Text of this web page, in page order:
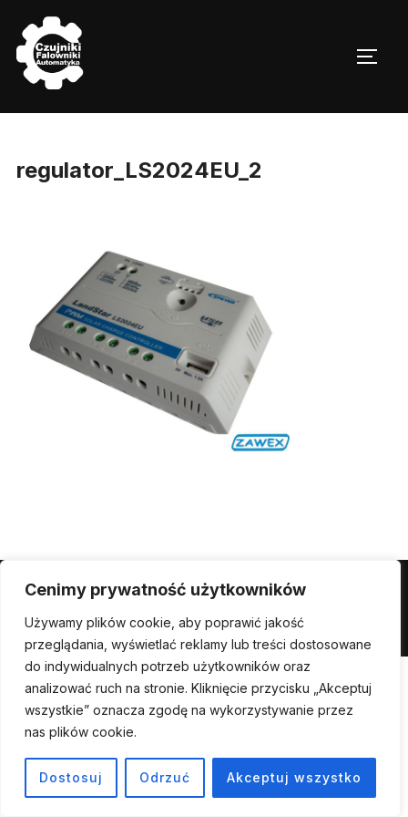
Cenimy prywatność użytkowników
Używamy plików cookie, aby poprawić jakość
przeglądania, wyświetlać reklamy lub treści dostosowane
do indywidualnych potrzeb użytkowników oraz
analizować ruch na stronie. Kliknięcie przycisku „Akceptuj
wszystkie” oznacza zgodę na wykorzystywanie przez
nas plików cookie.
Dostosuj Odrzuć Akceptuj wszystko
content
regulator_LS2024EU_2
Powered by WordPress
Inspiro WordPress Theme by WPZOOM